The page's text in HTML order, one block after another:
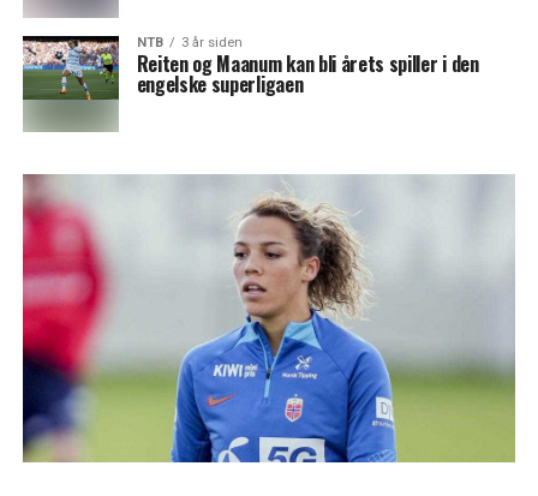
NTB 3 år siden
Reiten og Maanum kan bli årets spiller i den
engelske superligaen